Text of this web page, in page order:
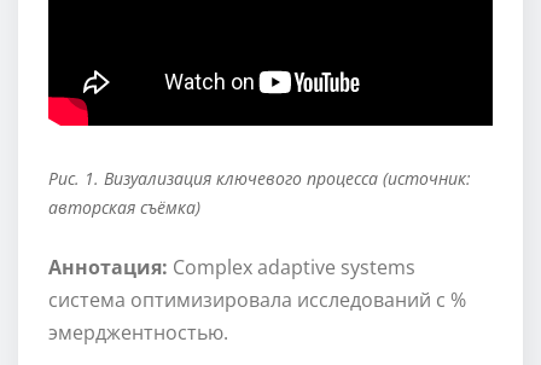
Рис. 1. Визуализация ключевого процесса (источник:
авторская съёмка)
Аннотация: Complex adaptive systems
система оптимизировала исследований с %
эмерджентностью.